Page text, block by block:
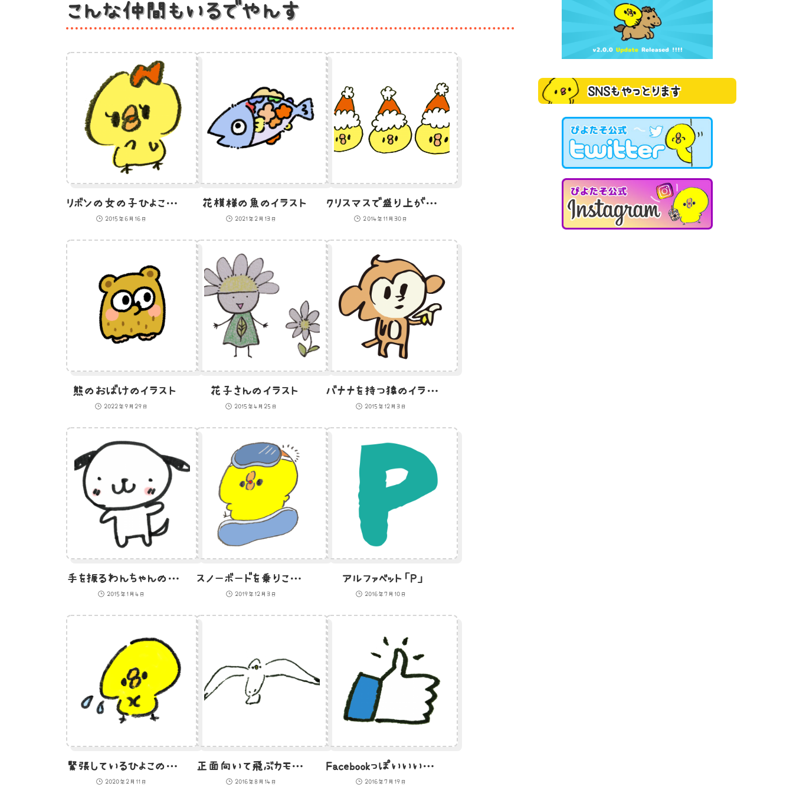
こんな仲間もいるでやんす
リボンの女の子ひよこのイラスト
2015年6月16日
花模様の魚のイラスト
2021年2月13日
クリスマスで盛り上がるひよこのイラスト
2014年11月30日
熊のおばけのイラスト
2022年9月29日
花子さんのイラスト
2015年4月25日
バナナを持つ猿のイラスト
2015年12月3日
手を振るわんちゃんのイラスト
2015年1月4日
スノーボードを乗りこなすひよこのイラスト
2019年12月3日
アルファベット「P」
2016年7月10日
緊張しているひよこのイラスト
2020年2月11日
正面向いて飛ぶカモメのイラスト
2016年8月14日
Facebookっぽいいいねアイコンのイラスト
2016年7月19日
SNSもやっとります